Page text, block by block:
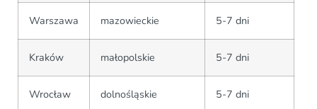
Warszawa mazowieckie 5-7 dni
Kraków małopolskie 5-7 dni
Wrocław dolnośląskie 5-7 dni